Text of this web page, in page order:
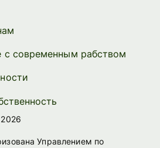
с современным рабством
Управлением по